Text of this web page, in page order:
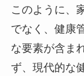
このように、
でなく、健康
な要素が含ま
ず、現代的な